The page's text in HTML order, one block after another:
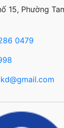
15, Phường
0479